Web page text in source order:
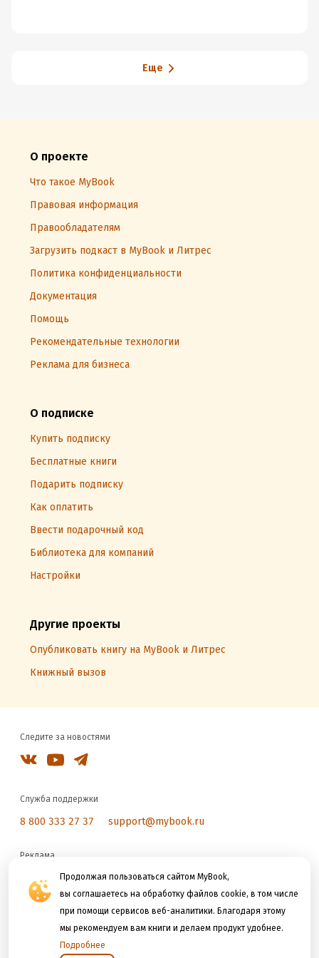
Продолжая пользоваться сайтом MyBook,
вы соглашаетесь на обработку файлов cookie, в том числе
при помощи сервисов веб-аналитики. Благодаря этому
мы рекомендуем вам книги и делаем продукт удобнее.
Подробнее
Еще
О проекте
Что такое MyBook
Правовая информация
Правообладателям
Загрузить подкаст в MyBook и Литрес
Политика конфиденциальности
Документация
Помощь
Рекомендательные технологии
Реклама для бизнеса
О подписке
Купить подписку
Бесплатные книги
Подарить подписку
Как оплатить
Ввести подарочный код
Библиотека для компаний
Настройки
Другие проекты
Опубликовать книгу на MyBook и Литрес
Книжный вызов
Следите за новостями
Служба поддержки
8 800 333 27 37 support@mybook.ru
Реклама
reklama@litres.ru
Мы принимаем к оплате